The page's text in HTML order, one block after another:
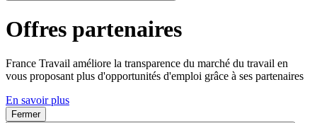
Offres partenaires
France Travail améliore la transparence du marché du travail en
vous proposant plus d'opportunités d'emploi grâce à ses partenaires
En savoir plus
Fermer